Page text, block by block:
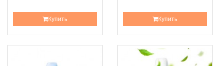
Купить Купить